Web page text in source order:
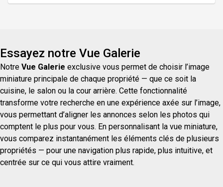
Essayez notre Vue Galerie
Notre Vue Galerie exclusive vous permet de choisir l’image
miniature principale de chaque propriété — que ce soit la
cuisine, le salon ou la cour arrière. Cette fonctionnalité
transforme votre recherche en une expérience axée sur l’image,
vous permettant d’aligner les annonces selon les photos qui
comptent le plus pour vous. En personnalisant la vue miniature,
vous comparez instantanément les éléments clés de plusieurs
propriétés — pour une navigation plus rapide, plus intuitive, et
centrée sur ce qui vous attire vraiment.